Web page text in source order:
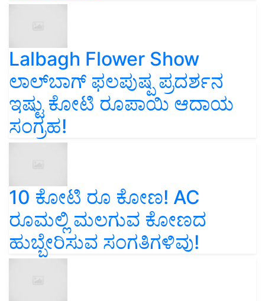
Lalbagh Flower Show
ಲಾಲ್‌ಬಾಗ್ ಫಲಪುಷ್ಪ ಪ್ರದರ್ಶನ
ಇಷ್ಟು ಕೋಟಿ ರೂಪಾಯಿ ಆದಾಯ
ಸಂಗ್ರಹ!
10 ಕೋಟಿ ರೂ ಕೋಣ! AC
ರೂಮಲ್ಲಿ ಮಲಗುವ ಕೋಣದ
ಹುಬ್ಬೇರಿಸುವ ಸಂಗತಿಗಳಿವು!